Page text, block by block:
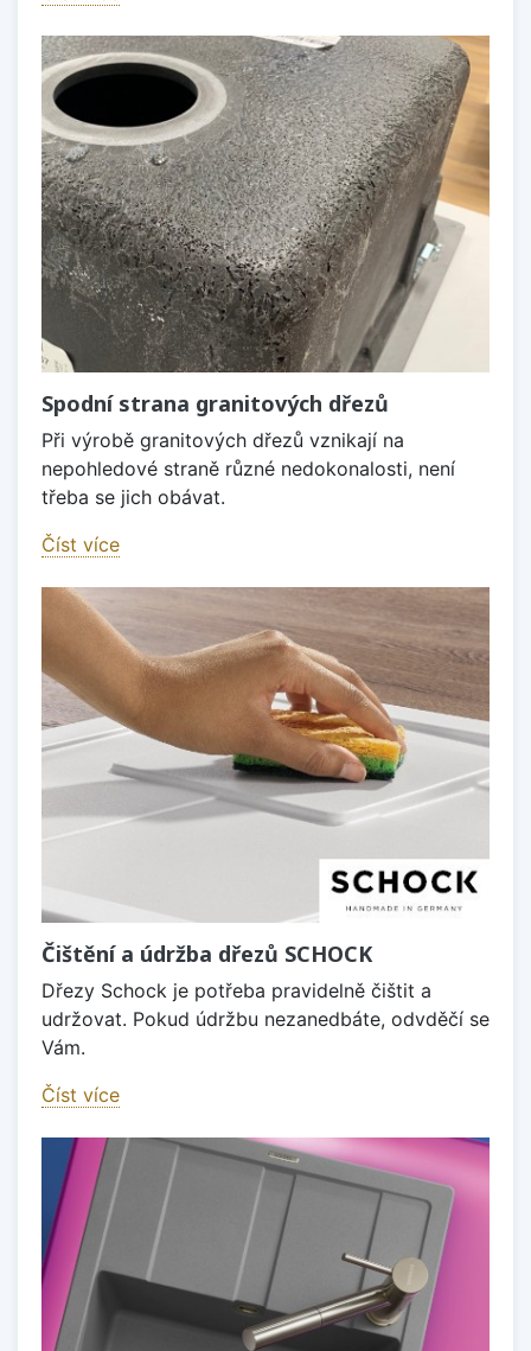
Spodní strana granitových dřezů
Při výrobě granitových dřezů vznikají na
nepohledové straně různé nedokonalosti, není
třeba se jich obávat.
Číst více
Čištění a údržba dřezů SCHOCK
Dřezy Schock je potřeba pravidelně čištit a
udržovat. Pokud údržbu nezanedbáte, odvděčí se
Vám.
Číst více